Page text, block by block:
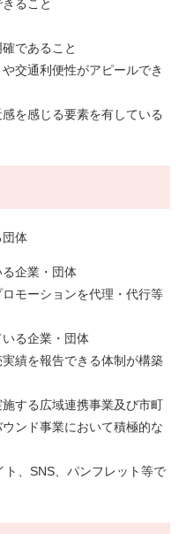
ること
であること
交通利便性がアピールでき
を感じる要素を有している
団体
る企業・団体
モーションを代理・代行等
いる企業・団体
績を報告できる体制が構築
する広域連携事業及び市町
ンド事業において積極的な
、SNS、パンフレット等で